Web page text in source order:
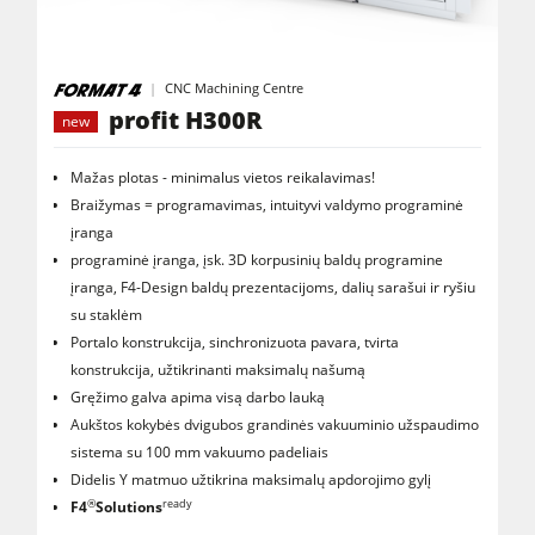
CNC Machining Centre
new
profit H300R
Mažas plotas - minimalus vietos reikalavimas!
Braižymas = programavimas, intuityvi valdymo programinė
įranga
programinė įranga, įsk. 3D korpusinių baldų programine
įranga, F4-Design baldų prezentacijoms, dalių sarašui ir ryšiu
su staklėm
Portalo konstrukcija, sinchronizuota pavara, tvirta
konstrukcija, užtikrinanti maksimalų našumą
Gręžimo galva apima visą darbo lauką
Aukštos kokybės dvigubos grandinės vakuuminio užspaudimo
sistema su 100 mm vakuumo padeliais
Didelis Y matmuo užtikrina maksimalų apdorojimo gylį
F4®Solutionsready